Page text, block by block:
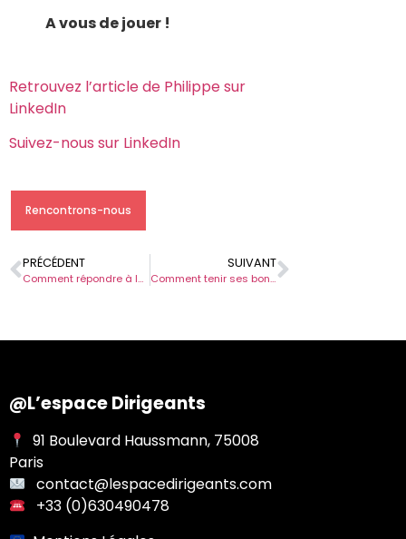
A vous de jouer !
Retrouvez l’article de Philippe sur
LinkedIn
Suivez-nous sur LinkedIn
Rencontrons-nous
PRÉCÉDENT
Comment répondre à la question « Quelles sont vos faiblesses ? » en entretien de recrutement ?
SUIVANT
Comment tenir ses bonnes résolutions de début d’année ?
@L’espace Dirigeants
91 Boulevard Haussmann, 75008
Paris
contact@lespacedirigeants.com
+33 (0)630490478